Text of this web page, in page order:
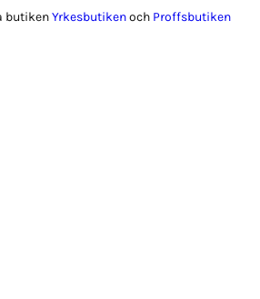
butikenYrkesbutikenoch Proffsbutiken